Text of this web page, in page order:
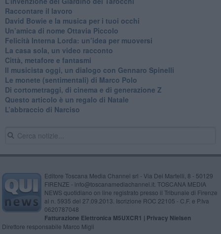
​Raccontare il lavoro
David Bowie e la musica per i tuoi occhi
Un’amica di nome Ottavia Piccolo
​Felicità Interna Lorda: un’idea per muoversi
​La casa sola, un video racconto
​Città, metafore e fantasmi
Il musicista oggi, un dialogo con Gennaro Spinelli
Le monete (sentimentali) di Marco Polo
​Di cortometraggi, di cinema e di generazione Z
​Questo articolo è un regalo di Natale
L’abbraccio di Narciso
Editore Toscana Media Channel srl - Via Dei Martelli, 8 - 50129
FIRENZE - info@toscanamediachannel.it. TOSCANA MEDIA
NEWS quotidiano on line registrato presso il Tribunale di Firenze
al n. 5935 del 27.09.2013. Iscrizione ROC 22105 - C.F. e P.Iva
0620787048
Fatturazione Elettronica M5UXCR1 | Privacy Nielsen
Direttore responsabile Marco Migli